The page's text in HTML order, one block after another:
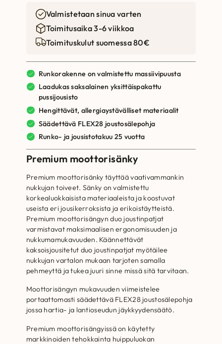
Valmistetaan sinua varten
Toimitusaika 3-6 viikkoa
Toimituskulut suomessa 80€
Runkorakenne on valmistettu massiivipuusta
Laadukas saksalainen yksittäispakattu
pussijousisto
Hengittävät, allergiaystävälliset materiaalit
Säädettävä FLEX28 joustosälepohja
Runko- ja jousistotakuu 25 vuotta
Premium moottorisänky
Premium moottorisänky täyttää vaativammankin
nukkujan toiveet. Sänky on valmistettu
korkealuokkaisista materiaaleista ja koostuvat
useista eri jousikerroksista ja erikoistäytteistä.
Premium moottorisängyn duo joustinpatjat
varmistavat maksimaalisen ergonomisuuden ja
nukkumamukavuuden. Käännettävät
kaksoisjousitetut duo joustinpatjat myötäilee
nukkujan vartalon mukaan tarjoten samalla
pehmeyttä ja tukea juuri sinne missä sitä tarvitaan.
Moottorisängyn mukavuuden viimeistelee
portaattomasti säädettävä FLEX28 joustosälepohja
jossa hartia- ja lantioseudun jäykkyydensäätö.
Premium moottorisängyissä on käytetty
markkinoiden tehokkainta huippuluokan